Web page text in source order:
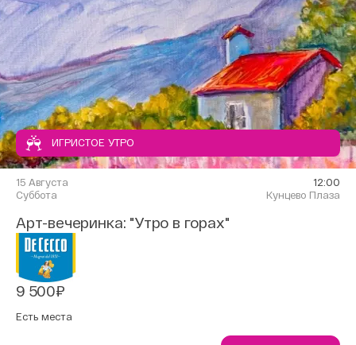
ИГРИСТОЕ УТРО
15 Августа
Суббота
12:00
Кунцево Плаза
Арт-вечеринка: "Утро в горах"
9 500₽
Есть места